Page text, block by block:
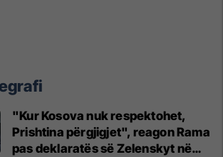
"Kur Kosova nuk respektohet,
Prishtina përgjigjet", reagon Rama
pas deklaratës së Zelenskyt në